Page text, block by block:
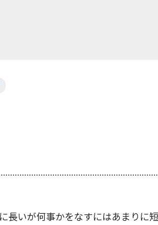
長いが何事かをなすにはあまりに